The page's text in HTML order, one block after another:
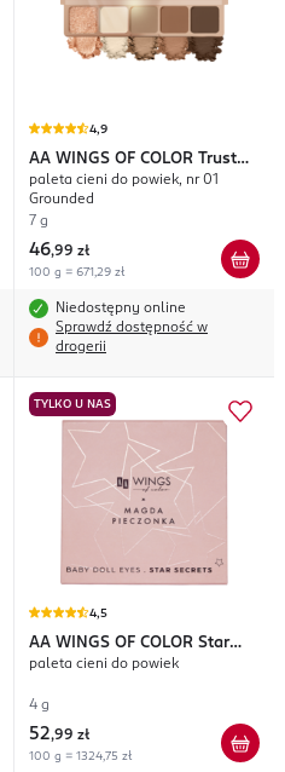
4,9
AA WINGS OF COLOR Trust
Your Wings True Vision
paleta cieni do powiek, nr 01
Grounded
7 g
46,99 zł
100 g = 671,29 zł
Niedostępny online
Sprawdź dostępność w
drogerii
TYLKO U NAS
4,5
AA WINGS OF COLOR Star
Secrets Baby Doll Eyes
paleta cieni do powiek
4 g
52,99 zł
100 g = 1324,75 zł